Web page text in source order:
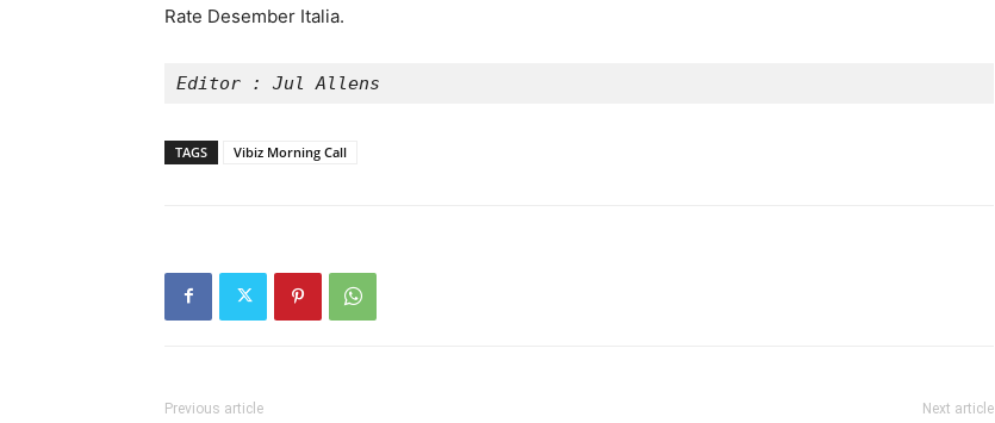
Rate Desember Italia.
Editor : Jul Allens
TAGS Vibiz Morning Call
Previous article Next article